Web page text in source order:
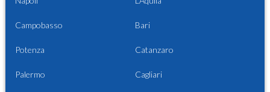
Campobasso Bari
Potenza Catanzaro
Palermo Cagliari